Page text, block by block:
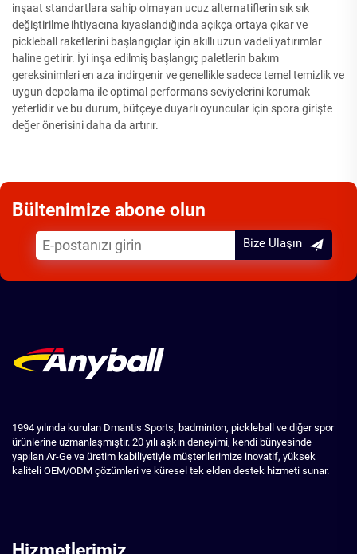
inşaat standartlara sahip olmayan ucuz alternatiflerin sık sık
değiştirilme ihtiyacına kıyaslandığında açıkça ortaya çıkar ve
pickleball raketlerini başlangıçlar için akıllı uzun vadeli yatırımlar
haline getirir. İyi inşa edilmiş başlangıç paletlerin bakım
gereksinimleri en aza indirgenir ve genellikle sadece temel temizlik ve
uygun depolama ile optimal performans seviyelerini korumak
yeterlidir ve bu durum, bütçeye duyarlı oyuncular için spora girişte
değer önerisini daha da artırır.
Bültenimize abone olun
Bize Ulaşın
1994 yılında kurulan Dmantis Sports, badminton, pickleball ve diğer spor
ürünlerine uzmanlaşmıştır. 20 yılı aşkın deneyimi, kendi bünyesinde
yapılan Ar-Ge ve üretim kabiliyetiyle müşterilerimize inovatif, yüksek
kaliteli OEM/ODM çözümleri ve küresel tek elden destek hizmeti sunar.